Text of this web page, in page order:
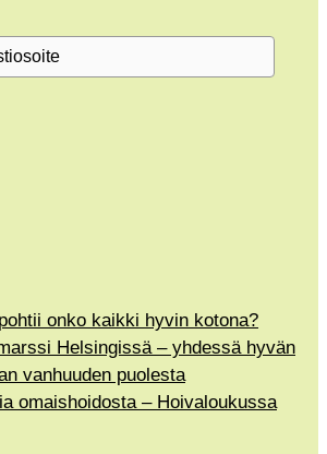
onko kaikki hyvin kotona?
Helsingissä – yhdessä hyvän
vanhuuden puolesta
omaishoidosta – Hoivaloukussa